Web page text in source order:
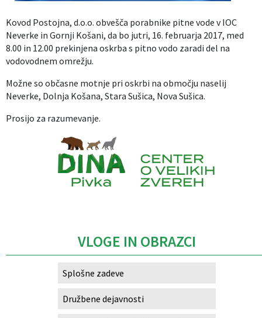
Kovod Postojna, d.o.o. obvešča porabnike pitne vode v IOC
Neverke in Gornji Košani, da bo jutri, 16. februarja 2017, med
8.00 in 12.00 prekinjena oskrba s pitno vodo zaradi del na
vodovodnem omrežju.
Možne so občasne motnje pri oskrbi na območju naselij
Neverke, Dolnja Košana, Stara Sušica, Nova Sušica.
Prosijo za razumevanje.
VLOGE IN OBRAZCI
Splošne zadeve
Družbene dejavnosti
Kultura, šport in turizem
Skupna občinska uprava